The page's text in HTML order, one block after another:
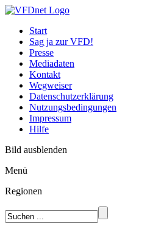
Start
Sag ja zur VFD!
Presse
Mediadaten
Kontakt
Wegweiser
Datenschutzerklärung
Nutzungsbedingungen
Impressum
Hilfe
Bild ausblenden
Menü
Regionen